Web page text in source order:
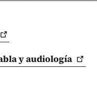
yaudiología